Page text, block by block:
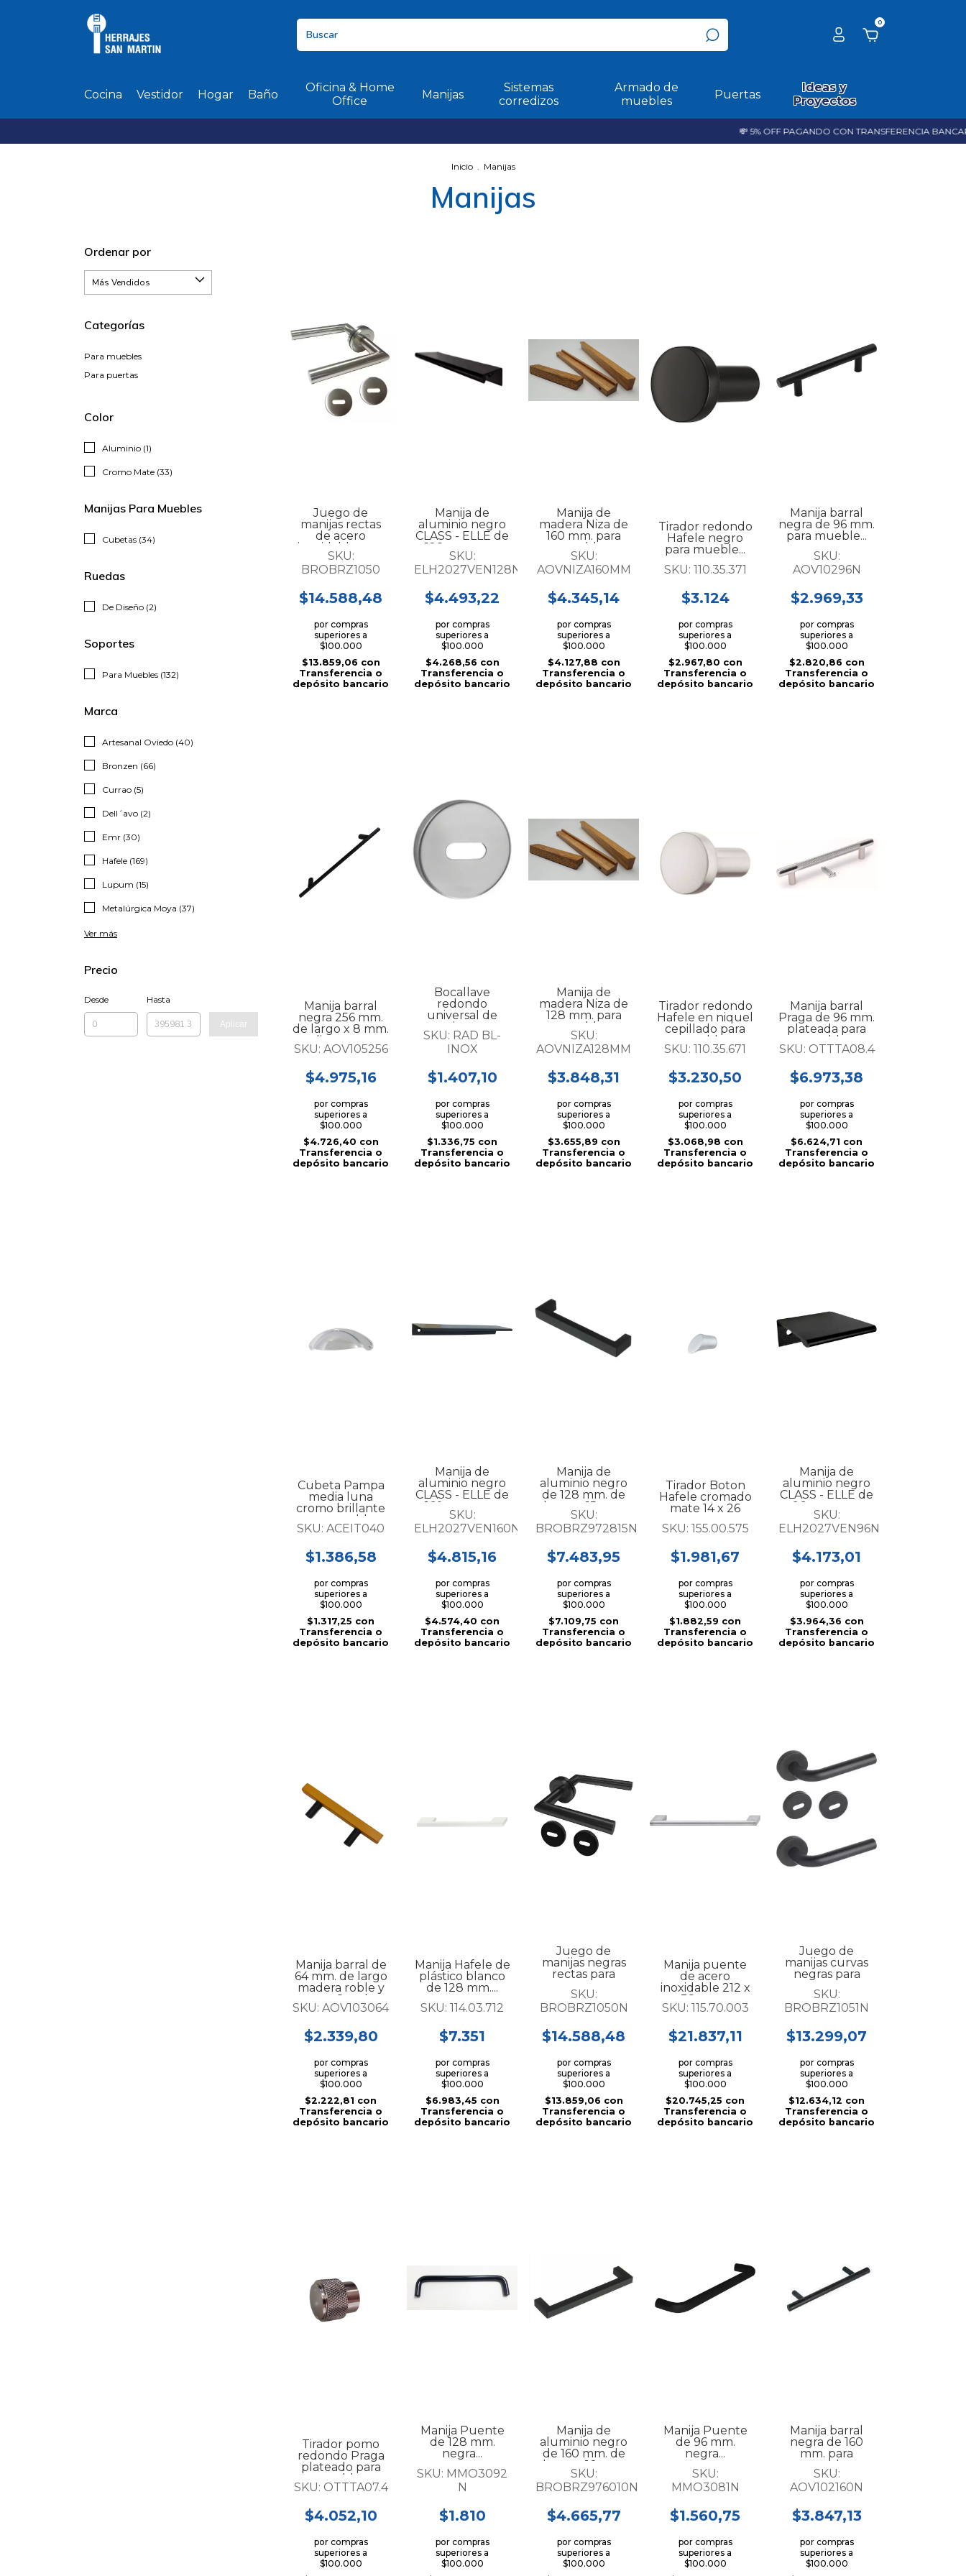
0
Cocina Vestidor Hogar Baño
Oficina & Home
Office
Manijas
Sistemas
corredizos
Armado de
muebles
Puertas
Ideas y
Proyectos
💸 5% OFF PAGANDO CON TRANSFERENCIA BANCARIA -
Inicio . Manijas
Manijas
Ordenar por
Categorías
Para muebles
Para puertas
Color
Aluminio (1)
Cromo Mate (33)
Manijas Para Muebles
Cubetas (34)
Ruedas
De Diseño (2)
Soportes
Para Muebles (132)
Marca
Artesanal Oviedo (40)
Bronzen (66)
Currao (5)
Dell´avo (2)
Emr (30)
Hafele (169)
Lupum (15)
Metalúrgica Moya (37)
Ver más
Precio
Desde Hasta
Aplicar
Juego de
manijas rectas
de acero
inoxidable para
puerta...
SKU:
BROBRZ1050
$14.588,48
por compras
superiores a
$100.000
$13.859,06 con
Transferencia o
depósito bancario
Manija de
aluminio negro
CLASS - ELLE de
128 mm. para
mueble...
SKU:
ELH2027VEN128N
$4.493,22
por compras
superiores a
$100.000
$4.268,56 con
Transferencia o
depósito bancario
Manija de
madera Niza de
160 mm. para
mueble...
SKU:
AOVNIZA160MM
$4.345,14
por compras
superiores a
$100.000
$4.127,88 con
Transferencia o
depósito bancario
Tirador redondo
Hafele negro
para mueble...
SKU: 110.35.371
$3.124
por compras
superiores a
$100.000
$2.967,80 con
Transferencia o
depósito bancario
Manija barral
negra de 96 mm.
para mueble...
SKU:
AOV10296N
$2.969,33
por compras
superiores a
$100.000
$2.820,86 con
Transferencia o
depósito bancario
Manija barral
negra 256 mm.
de largo x 8 mm.
diam. para
mueb...
SKU: AOV105256
$4.975,16
por compras
superiores a
$100.000
$4.726,40 con
Transferencia o
depósito bancario
Bocallave
redondo
universal de
acero inox. para
manijas...
SKU: RAD BL-
INOX
$1.407,10
por compras
superiores a
$100.000
$1.336,75 con
Transferencia o
depósito bancario
Manija de
madera Niza de
128 mm. para
mueble...
SKU:
AOVNIZA128MM
$3.848,31
por compras
superiores a
$100.000
$3.655,89 con
Transferencia o
depósito bancario
Tirador redondo
Hafele en niquel
cepillado para
mueble...
SKU: 110.35.671
$3.230,50
por compras
superiores a
$100.000
$3.068,98 con
Transferencia o
depósito bancario
Manija barral
Praga de 96 mm.
plateada para
mueble...
SKU: OTTTA08.4
$6.973,38
por compras
superiores a
$100.000
$6.624,71 con
Transferencia o
depósito bancario
Cubeta Pampa
media luna
cromo brillante
para mueble...
SKU: ACEIT040
$1.386,58
por compras
superiores a
$100.000
$1.317,25 con
Transferencia o
depósito bancario
Manija de
aluminio negro
CLASS - ELLE de
160 mm. para
mueble...
SKU:
ELH2027VEN160N
$4.815,16
por compras
superiores a
$100.000
$4.574,40 con
Transferencia o
depósito bancario
Manija de
aluminio negro
de 128 mm. de
largo x 15 mm.
de alt...
SKU:
BROBRZ972815N
$7.483,95
por compras
superiores a
$100.000
$7.109,75 con
Transferencia o
depósito bancario
Tirador Boton
Hafele cromado
mate 14 x 26
SKU: 155.00.575
$1.981,67
por compras
superiores a
$100.000
$1.882,59 con
Transferencia o
depósito bancario
Manija de
aluminio negro
CLASS - ELLE de
96 mm. para
mueble...
SKU:
ELH2027VEN96N
$4.173,01
por compras
superiores a
$100.000
$3.964,36 con
Transferencia o
depósito bancario
Manija barral de
64 mm. de largo
madera roble y
negro Quadra...
SKU: AOV103064
$2.339,80
por compras
superiores a
$100.000
$2.222,81 con
Transferencia o
depósito bancario
Manija Hafele de
plástico blanco
de 128 mm....
SKU: 114.03.712
$7.351
por compras
superiores a
$100.000
$6.983,45 con
Transferencia o
depósito bancario
Juego de
manijas negras
rectas para
SKU:
BROBRZ1050N
$14.588,48
por compras
superiores a
$100.000
$13.859,06 con
Transferencia o
depósito bancario
Manija puente
de acero
inoxidable 212 x
38 mm....
SKU: 115.70.003
$21.837,11
por compras
superiores a
$100.000
$20.745,25 con
Transferencia o
depósito bancario
Juego de
manijas curvas
negras para
SKU:
BROBRZ1051N
$13.299,07
por compras
superiores a
$100.000
$12.634,12 con
Transferencia o
depósito bancario
Tirador pomo
redondo Praga
plateado para
mueble...
SKU: OTTTA07.4
$4.052,10
por compras
superiores a
$100.000
Manija Puente
de 128 mm.
negra...
SKU: MMO3092
N
$1.810
por compras
superiores a
$100.000
Manija de
aluminio negro
de 160 mm. de
largo x 10 mm.
de alt...
SKU:
BROBRZ976010N
$4.665,77
por compras
superiores a
$100.000
Manija Puente
de 96 mm.
negra...
SKU:
MMO3081N
$1.560,75
por compras
superiores a
$100.000
Manija barral
negra de 160
mm. para
mueble...
SKU:
AOV102160N
$3.847,13
por compras
superiores a
$100.000